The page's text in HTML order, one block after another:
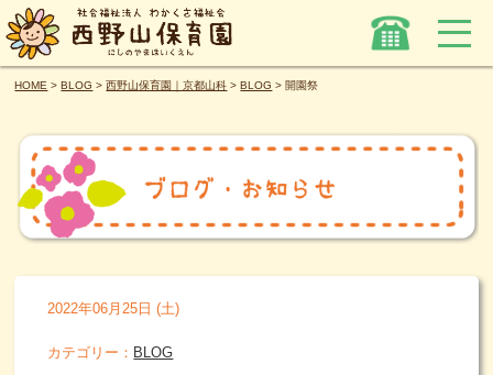
HOME >BLOG >西野山保育園｜京都山科 >BLOG > 開園祭
2022年06月25日 (土)
カテゴリー： BLOG